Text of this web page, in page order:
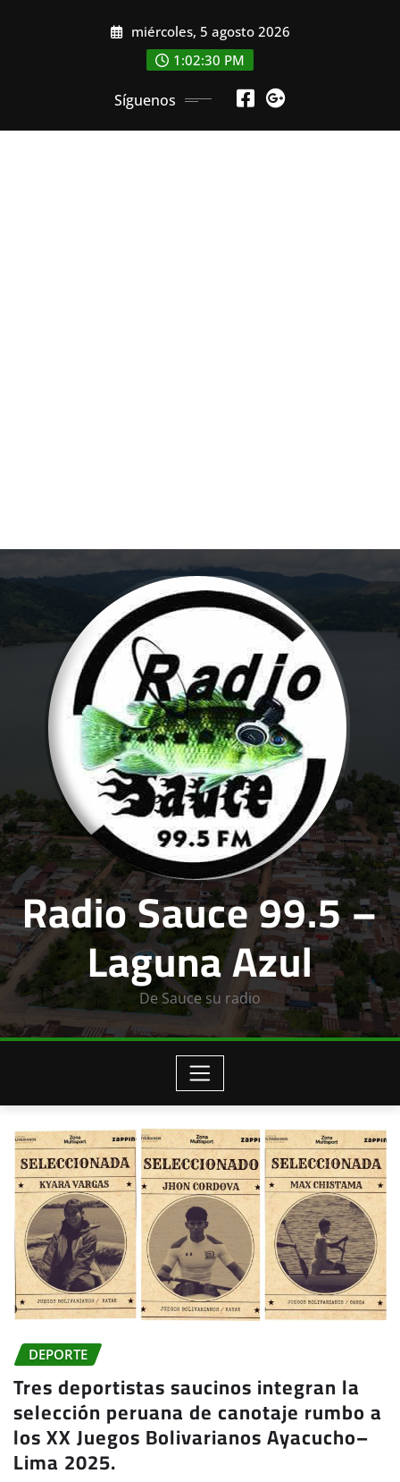
miércoles, 5 agosto 2026
1:02:31 PM
Síguenos
Radio Sauce 99.5 –
Laguna Azul
De Sauce su radio
DEPORTE
Tres deportistas saucinos integran la
selección peruana de canotaje rumbo a
los XX Juegos Bolivarianos Ayacucho–
Lima 2025.